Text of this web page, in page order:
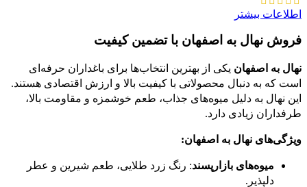
اطلاعات بیشتر
فروش نهال به اصفهان با تضمین کیفیت
نهال به اصفهان یکی از بهترین انتخاب‌ها برای باغداران حرفه‌ای
است که به دنبال محصولاتی با کیفیت بالا و ارزش اقتصادی هستند.
این نهال به دلیل میوه‌های جذاب، طعم خوشمزه و مقاومت بالا،
طرفداران زیادی دارد.
ویژگی‌های نهال به اصفهان:
میوه‌های بازارپسند: رنگ زرد طلایی، طعم شیرین و عطر
دلپذیر.